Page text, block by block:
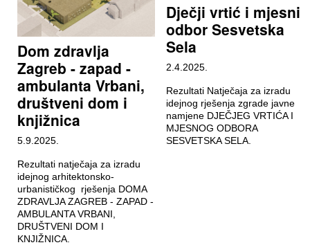
Dom zdravlja
Zagreb - zapad -
ambulanta Vrbani,
društveni dom i
knjižnica
5.9.2025.
Rezultati natječaja za izradu
idejnog arhitektonsko-
urbanističkog rješenja DOMA
ZDRAVLJA ZAGREB - ZAPAD -
AMBULANTA VRBANI,
DRUŠTVENI DOM I
KNJIŽNICA.
Dječji vrtić i mjesni
odbor Sesvetska
Sela
2.4.2025.
Rezultati Natječaja za izradu
idejnog rješenja zgrade javne
namjene DJEČJEG VRTIĆA I
MJESNOG ODBORA
SESVETSKA SELA.